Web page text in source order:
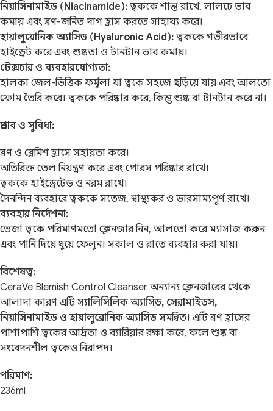
নিয়াসিনামাইড (Niacinamide): ত্বককে শান্ত রাখে, লালচে ভাব
কমায় এবং ব্রণ-জনিত দাগ হ্রাস করতে সাহায্য করে।
হায়ালুরোনিক অ্যাসিড (Hyaluronic Acid): ত্বককে গভীরভাবে
হাইড্রেট করে এবং শুষ্কতা ও টানটান ভাব কমায়।
টেক্সচার ও ব্যবহারযোগ্যতা:
হালকা জেল-ভিত্তিক ফর্মুলা যা ত্বকে সহজে ছড়িয়ে যায় এবং আলতো
ফোম তৈরি করে। ত্বককে পরিষ্কার করে, কিন্তু শুষ্ক বা টানটান করে না।
প্রভাব ও সুবিধা:
ব্রণ ও ব্লেমিশ হ্রাসে সহায়তা করে।
অতিরিক্ত তেল নিয়ন্ত্রণ করে এবং পোরস পরিষ্কার রাখে।
ত্বককে হাইড্রেটেড ও নরম রাখে।
দৈনন্দিন ব্যবহারে ত্বককে সতেজ, স্বাস্থ্যকর ও ভারসাম্যপূর্ণ রাখে।
ব্যবহার নির্দেশনা:
ভেজা ত্বকে পরিমাণমতো ক্লেনজার নিন, আলতো করে ম্যাসাজ করুন
এবং পানি দিয়ে ধুয়ে ফেলুন। সকাল ও রাতে ব্যবহার করা যায়।
বিশেষত্ব:
CeraVe Blemish Control Cleanser অন্যান্য ক্লেনজারের থেকে
আলাদা কারণ এটিস্যালিসিলিক অ্যাসিড, সেরামাইডস,
নিয়াসিনামাইড ও হায়ালুরোনিক অ্যাসিড সমন্বিত। এটি ব্রণ হ্রাসের
পাশাপাশি ত্বকের আর্দ্রতা ও ব্যারিয়ার রক্ষা করে, ফলে শুষ্ক বা
সংবেদনশীল ত্বকেও নিরাপদ।
পরিমাণ:
236ml